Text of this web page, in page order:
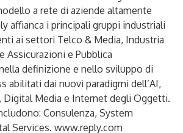
a rete di aziende altamente
affianca i principali gruppi industriali
ai settori Telco & Media, Industria
Assicurazioni e Pubblica
definizione e nello sviluppo di
abilitati dai nuovi paradigmi dell’AI,
Digital Media e Internet degli Oggetti.
Consulenza, System
Services. www.reply.com